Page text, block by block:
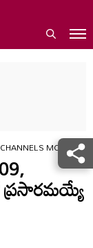
MOVIES
ప్ర‌సార‌మ‌య్యే